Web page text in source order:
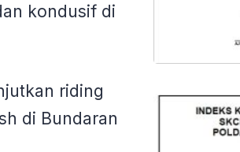
kondusif di
riding
di Bundaran